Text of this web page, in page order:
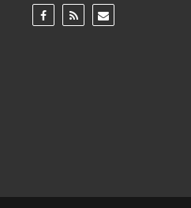
Gå
til:
Gå
til:
Gå
til: